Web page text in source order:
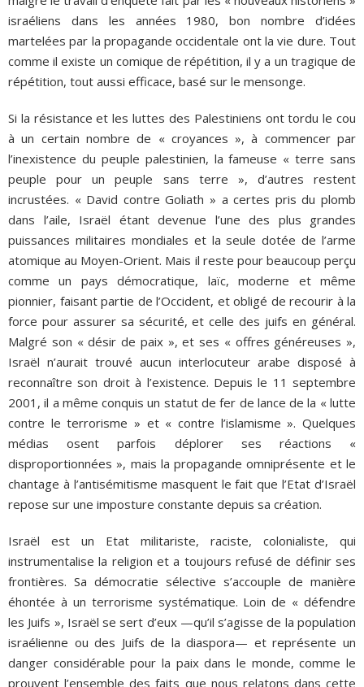
israéliens dans les années 1980, bon nombre d’idées
martelées par la propagande occidentale ont la vie dure. Tout
comme il existe un comique de répétition, il y a un tragique de
répétition, tout aussi efficace, basé sur le mensonge.
Si la résistance et les luttes des Palestiniens ont tordu le cou
à un certain nombre de « croyances », à commencer par
l’inexistence du peuple palestinien, la fameuse « terre sans
peuple pour un peuple sans terre », d’autres restent
incrustées. « David contre Goliath » a certes pris du plomb
dans l’aile, Israël étant devenue l’une des plus grandes
puissances militaires mondiales et la seule dotée de l’arme
atomique au Moyen-Orient. Mais il reste pour beaucoup perçu
comme un pays démocratique, laïc, moderne et même
pionnier, faisant partie de l’Occident, et obligé de recourir à la
force pour assurer sa sécurité, et celle des juifs en général.
Malgré son « désir de paix », et ses « offres généreuses »,
Israël n’aurait trouvé aucun interlocuteur arabe disposé à
reconnaître son droit à l’existence. Depuis le 11 septembre
2001, il a même conquis un statut de fer de lance de la « lutte
contre le terrorisme » et « contre l’islamisme ». Quelques
médias osent parfois déplorer ses réactions «
disproportionnées », mais la propagande omniprésente et le
chantage à l’antisémitisme masquent le fait que l’Etat d’Israël
repose sur une imposture constante depuis sa création.
Israël est un Etat militariste, raciste, colonialiste, qui
instrumentalise la religion et a toujours refusé de définir ses
frontières. Sa démocratie sélective s’accouple de manière
éhontée à un terrorisme systématique. Loin de « défendre
les Juifs », Israël se sert d’eux —qu’il s’agisse de la population
israélienne ou des Juifs de la diaspora— et représente un
danger considérable pour la paix dans le monde, comme le
prouvent l’ensemble des faits que nous relatons dans cette